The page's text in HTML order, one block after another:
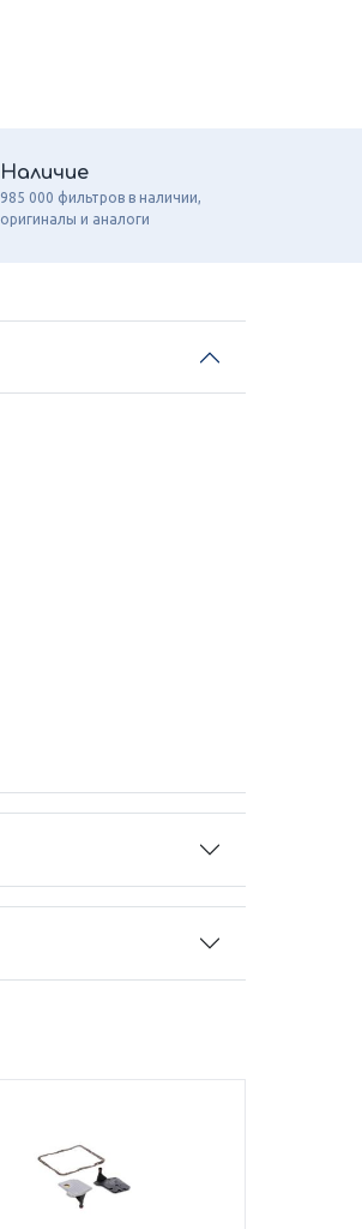
Наличие
985 000 фильтров в наличии,
оригиналы и аналоги